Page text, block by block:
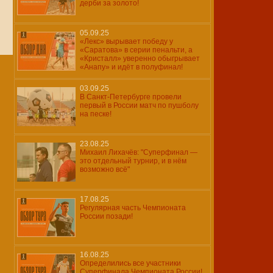
дерби за золото!
05.09.25
«Лекс» вырывает победу у
«Саратова» в серии пенальти, а
«Кристалл» уверенно обыгрывает
«Анапу» и идёт в полуфинал!
03.09.25
В Санкт-Петербурге провели
первый в России матч по пушболу
на песке!
23.08.25
Михаил Лихачёв: "Суперфинал —
это отдельный турнир, и в нём
возможно всё"
17.08.25
Регулярная часть Чемпионата
России позади!
16.08.25
Определились все участники